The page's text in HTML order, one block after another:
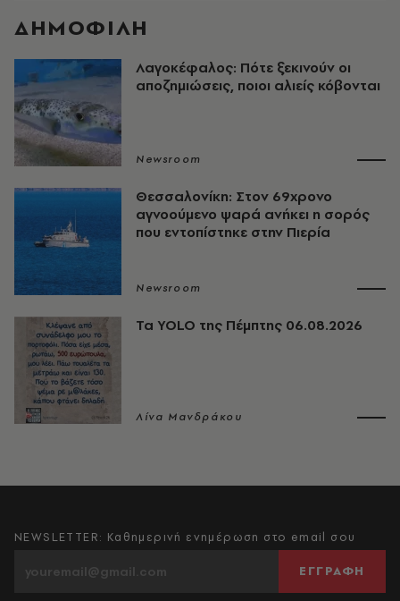
ΔΗΜΟΦΙΛΗ
Λαγοκέφαλος: Πότε ξεκινούν οι
αποζημιώσεις, ποιοι αλιείς κόβονται
Newsroom
Θεσσαλονίκη: Στον 69χρονο
αγνοούμενο ψαρά ανήκει η σορός
που εντοπίστηκε στην Πιερία
Newsroom
Τα YOLO της Πέμπτης 06.08.2026
Λίνα Μανδράκου
NEWSLETTER: Καθημερινή ενημέρωση στο email σου
ΕΓΓΡΑΦΗ